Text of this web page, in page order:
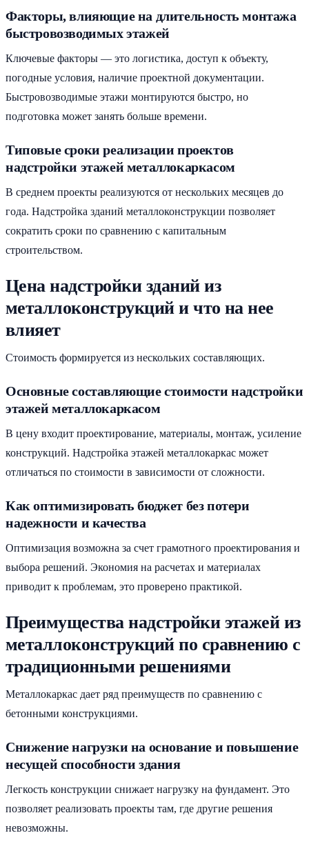
Факторы, влияющие на длительность монтажа
быстровозводимых этажей
Ключевые факторы — это логистика, доступ к объекту,
погодные условия, наличие проектной документации.
Быстровозводимые этажи монтируются быстро, но
подготовка может занять больше времени.
Типовые сроки реализации проектов
надстройки этажей металлокаркасом
В среднем проекты реализуются от нескольких месяцев до
года. Надстройка зданий металлоконструкции позволяет
сократить сроки по сравнению с капитальным
строительством.
Цена надстройки зданий из
металлоконструкций и что на нее
влияет
Стоимость формируется из нескольких составляющих.
Основные составляющие стоимости надстройки
этажей металлокаркасом
В цену входит проектирование, материалы, монтаж, усиление
конструкций. Надстройка этажей металлокаркас может
отличаться по стоимости в зависимости от сложности.
Как оптимизировать бюджет без потери
надежности и качества
Оптимизация возможна за счет грамотного проектирования и
выбора решений. Экономия на расчетах и материалах
приводит к проблемам, это проверено практикой.
Преимущества надстройки этажей из
металлоконструкций по сравнению с
традиционными решениями
Металлокаркас дает ряд преимуществ по сравнению с
бетонными конструкциями.
Снижение нагрузки на основание и повышение
несущей способности здания
Легкость конструкции снижает нагрузку на фундамент. Это
позволяет реализовать проекты там, где другие решения
невозможны.